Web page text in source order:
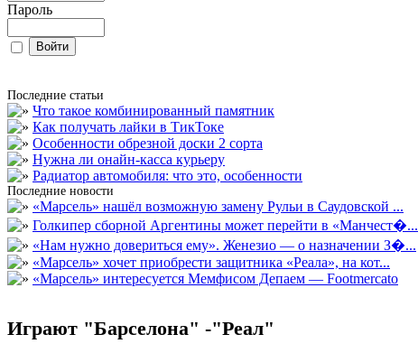
Пароль
Последние статьи
Что такое комбинированный памятник
Как получать лайки в ТикТоке
Особенности обрезной доски 2 сорта
Нужна ли онайн-касса курьеру
Радиатор автомобиля: что это, особенности
Последние новости
«Марсель» нашёл возможную замену Рульи в Саудовской ...
Голкипер сборной Аргентины может перейти в «Манчест�...
«Нам нужно довериться ему». Женезио — о назначении З�...
«Марсель» хочет приобрести защитника «Реала», на кот...
«Марсель» интересуется Мемфисом Депаем — Footmercato
Играют "Барселона" -"Реал"